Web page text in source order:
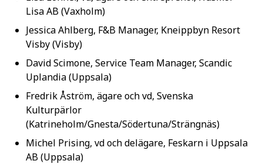
Lisa AB (Vaxholm)
Jessica Ahlberg, F&B Manager, Kneippbyn Resort
Visby (Visby)
David Scimone, Service Team Manager, Scandic
Uplandia (Uppsala)
Fredrik Åström, ägare och vd, Svenska
Kulturpärlor
(Katrineholm/Gnesta/Södertuna/Strängnäs)
Michel Prising, vd och delägare, Feskarn i Uppsala
AB (Uppsala)